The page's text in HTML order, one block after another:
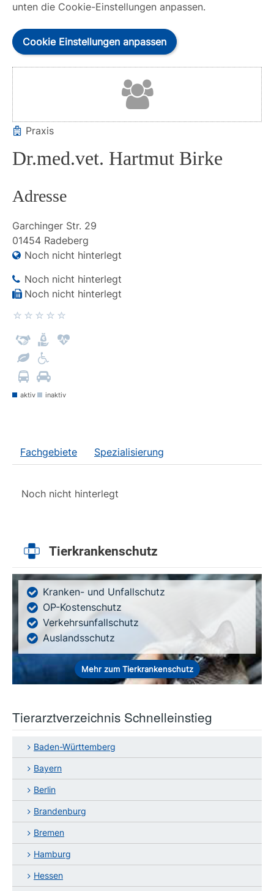
unten die Cookie-Einstellungen anpassen.
Cookie Einstellungen anpassen
Praxis
Dr.med.vet. Hartmut Birke
Adresse
Garchinger Str. 29
01454 Radeberg
Noch nicht hinterlegt
Noch nicht hinterlegt
Noch nicht hinterlegt
aktiv inaktiv
Fachgebiete Spezialisierung
Noch nicht hinterlegt
Tierkrankenschutz
Kranken- und Unfallschutz
OP-Kostenschutz
Verkehrsunfallschutz
Auslandsschutz
Mehr zum Tierkrankenschutz
Tierarztverzeichnis Schnelleinstieg
Baden-Württemberg
Bayern
Berlin
Brandenburg
Bremen
Hamburg
Hessen